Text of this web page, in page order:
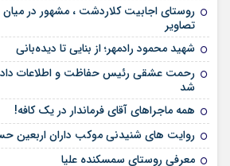
روستای اجابیت کلاردشت ، مشهور در میان
تصاویر
شهید محمود رادمهر؛ از بنایی تا دیده‌بانی
رحمت عشقی رئیس حفاظت و اطلاعات
شد
همه ماجراهای آقای فرماندار در یک کافه!
روایت های شنیدنی موکب داران اربعین
معرفی روستای سمسکنده علیا